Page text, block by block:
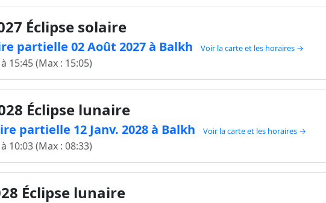
Éclipse solaire
partielle 02 Août 2027 à Balkh Voir la carte et les horaires →
15:45 (Max : 15:05)
Éclipse lunaire
partielle 12 Janv. 2028 à Balkh Voir la carte et les horaires →
10:03 (Max : 08:33)
Éclipse lunaire